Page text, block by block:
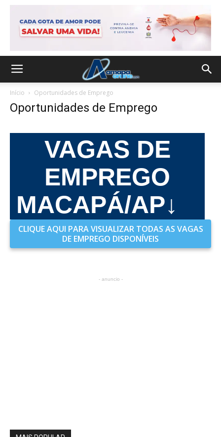
Início Oportunidades de Emprego
Oportunidades de Emprego
VAGAS DE
EMPREGO
MACAPÁ/AP↓
CLIQUE AQUI PARA VISUALIZAR TODAS AS VAGAS
DE EMPREGO DISPONÍVEIS
- anuncio -